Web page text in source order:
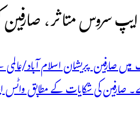
سروس متاثر، صارفین
صارفین پریشان اسلام آباد/
کی شکایات کے مطابق واٹس